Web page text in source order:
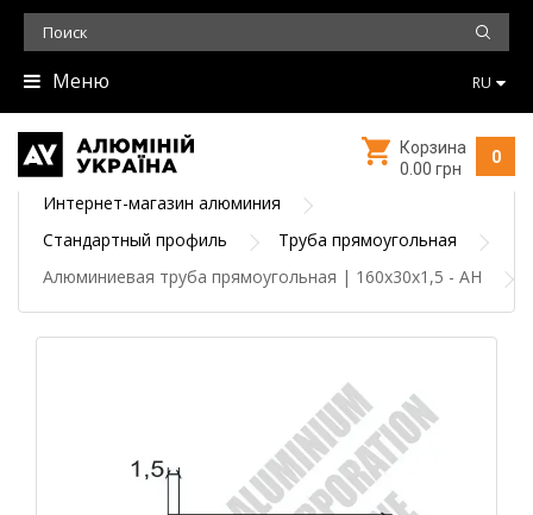
Меню RU
0
Корзина
0.00 грн
Интернет-магазин алюминия
Стандартный профиль
Труба прямоугольная
Алюминиевая труба прямоугольная | 160х30х1,5 - АН